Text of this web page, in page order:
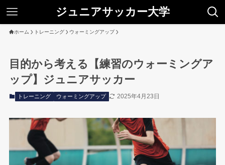
ジュニアサッカー大学
ホーム トレーニング ウォーミングアップ
目的から考える【練習のウォーミングア
ップ】ジュニアサッカー
トレーニング ウォーミングアップ 2025年4月23日